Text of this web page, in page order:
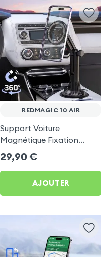
REDMAGIC 10 AIR
Support Voiture
Magnétique Fixation
Porte-gobelet pour
RedMagic 10 Air
29,90 €
AJOUTER